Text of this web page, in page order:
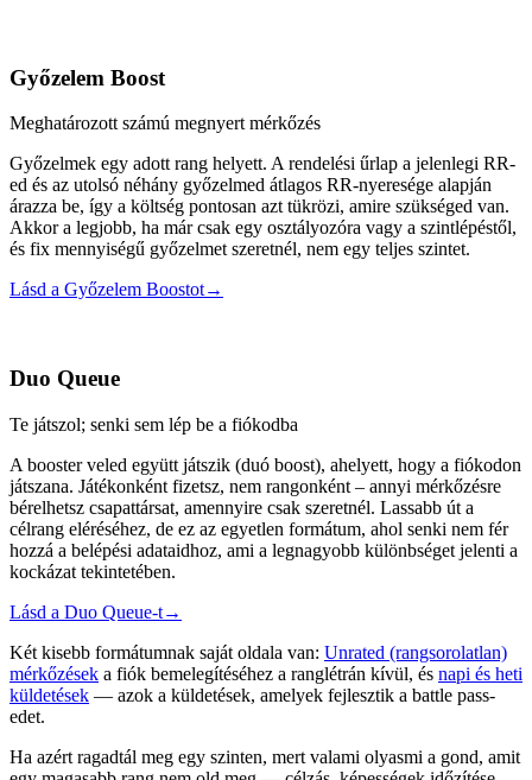
Győzelem Boost
Meghatározott számú megnyert mérkőzés
Győzelmek egy adott rang helyett. A rendelési űrlap a jelenlegi RR-
ed és az utolsó néhány győzelmed átlagos RR-nyeresége alapján
árazza be, így a költség pontosan azt tükrözi, amire szükséged van.
Akkor a legjobb, ha már csak egy osztályozóra vagy a szintlépéstől,
és fix mennyiségű győzelmet szeretnél, nem egy teljes szintet.
Lásd a Győzelem Boostot→
Duo Queue
Te játszol; senki sem lép be a fiókodba
A booster veled együtt játszik (duó boost), ahelyett, hogy a fiókodon
játszana. Játékonként fizetsz, nem rangonként – annyi mérkőzésre
bérelhetsz csapattársat, amennyire csak szeretnél. Lassabb út a
célrang eléréséhez, de ez az egyetlen formátum, ahol senki nem fér
hozzá a belépési adataidhoz, ami a legnagyobb különbséget jelenti a
kockázat tekintetében.
Lásd a Duo Queue-t→
Két kisebb formátumnak saját oldala van: Unrated (rangsorolatlan)
mérkőzések a fiók bemelegítéséhez a ranglétrán kívül, és napi és heti
küldetések — azok a küldetések, amelyek fejlesztik a battle pass-
edet.
Ha azért ragadtál meg egy szinten, mert valami olyasmi a gond, amit